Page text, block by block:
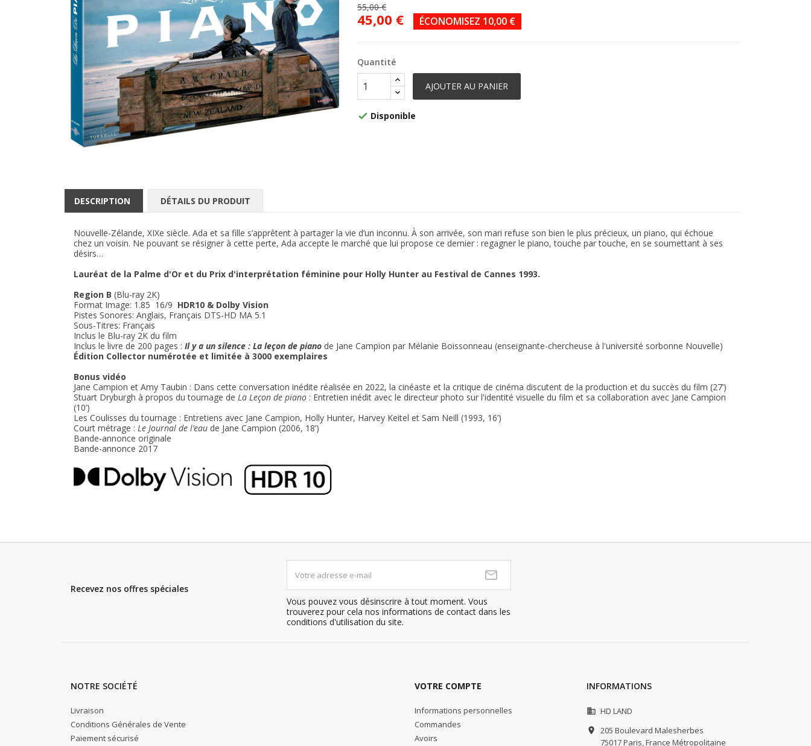
55,00 €
45,00 € ÉCONOMISEZ 10,00 €
Quantité
AJOUTER AU PANIER
 Disponible
DESCRIPTION DÉTAILS DU PRODUIT
Nouvelle-Zélande, XIXe siècle. Ada et sa fille s’apprêtent à partager la vie d’un inconnu. À son arrivée, son mari refuse son bien le plus précieux, un piano, qui échoue
chez un voisin. Ne pouvant se résigner à cette perte, Ada accepte le marché que lui propose ce dernier : regagner le piano, touche par touche, en se soumettant à ses
désirs…
Lauréat de la Palme d'Or et du Prix d'interprétation féminine pour Holly Hunter au Festival de Cannes 1993.
Region B (Blu-ray 2K)
Format Image: 1.85 16/9 HDR10 & Dolby Vision
Pistes Sonores: Anglais, Français DTS-HD MA 5.1
Sous-Titres: Français
Inclus le Blu-ray 2K du film
Inclus le livre de 200 pages : Il y a un silence : La leçon de piano de Jane Campion par Mélanie Boissonneau (enseignante-chercheuse à l'université sorbonne Nouvelle)
Édition Collector numérotée et limitée à 3000 exemplaires
Bonus vidéo
Jane Campion et Amy Taubin : Dans cette conversation inédite réalisée en 2022, la cinéaste et la critique de cinéma discutent de la production et du succès du film (27’)
Stuart Dryburgh à propos du tournage de La Leçon de piano : Entretien inédit avec le directeur photo sur l'identité visuelle du film et sa collaboration avec Jane Campion
(10’)
Les Coulisses du tournage : Entretiens avec Jane Campion, Holly Hunter, Harvey Keitel et Sam Neill (1993, 16’)
Court métrage : Le Journal de l’eau de Jane Campion (2006, 18’)
Bande-annonce originale
Bande-annonce 2017
Recevez nos offres spéciales
Vous pouvez vous désinscrire à tout moment. Vous
trouverez pour cela nos informations de contact dans les
conditions d'utilisation du site.
NOTRE SOCIÉTÉ
Livraison
Conditions Générales de Vente
Paiement sécurisé
VOTRE COMPTE
Informations personnelles
Commandes
Avoirs
INFORMATIONS
 HD LAND

205 Boulevard Malesherbes
75017 Paris,France Métropolitaine